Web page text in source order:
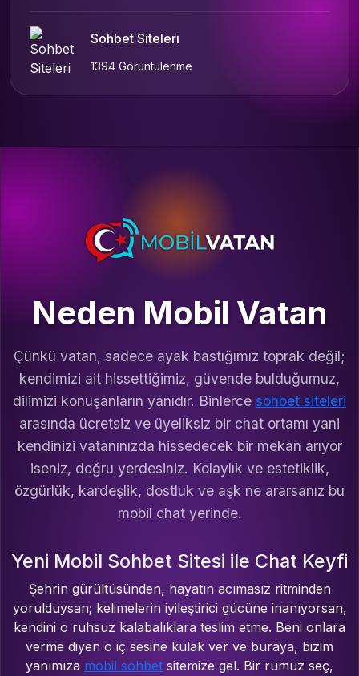
Sohbet Siteleri
1394 Görüntülenme
Neden Mobil Vatan
Çünkü vatan, sadece ayak bastığımız toprak değil;
kendimizi ait hissettiğimiz, güvende bulduğumuz,
dilimizi konuşanların yanıdır. Binlerce sohbet siteleri
arasında ücretsiz ve üyeliksiz bir chat ortamı yani
kendinizi vatanınızda hissedecek bir mekan arıyor
iseniz, doğru yerdesiniz. Kolaylık ve estetiklik,
özgürlük, kardeşlik, dostluk ve aşk ne ararsanız bu
mobil chat yerinde.
Yeni Mobil Sohbet Sitesi ile Chat Keyfi
Şehrin gürültüsünden, hayatın acımasız ritminden
yorulduysan; kelimelerin iyileştirici gücüne inanıyorsan,
kendini o ruhsuz kalabalıklara teslim etme. Beni onlara
verme diyen o iç sesine kulak ver ve buraya, bizim
yanımıza mobil sohbet sitemize gel. Bir rumuz seç,